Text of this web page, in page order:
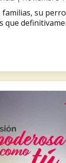
familias, su
que